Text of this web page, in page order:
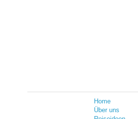
Home
Über uns